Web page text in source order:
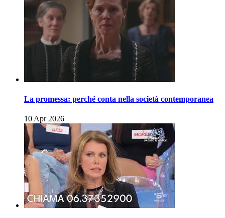
La promessa: perché conta nella società contemporanea
10 Apr 2026